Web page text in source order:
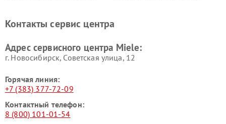
Miele
Miele
пылесосов Miele
Контакты сервис центра
Адрес сервисного центра Miele:
г. Новосибирск, Советская улица, 12
Горячая линия:
+7 (383) 377-72-09
Контактный телефон:
8 (800) 101-01-54